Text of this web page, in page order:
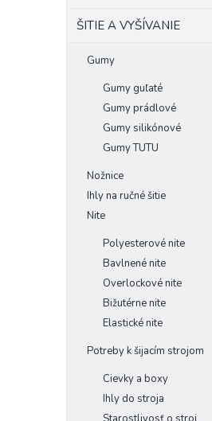
ŠITIE A VYŠÍVANIE
Gumy
Gumy guľaté
Gumy prádlové
Gumy silikónové
Gumy TUTU
Nožnice
Ihly na ručné šitie
Nite
Polyesterové nite
Bavlnené nite
Overlockové nite
Bižutérne nite
Elastické nite
Potreby k šijacím strojom
Cievky a boxy
Ihly do stroja